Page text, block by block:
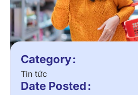
Category
Tin tức
Date Posted